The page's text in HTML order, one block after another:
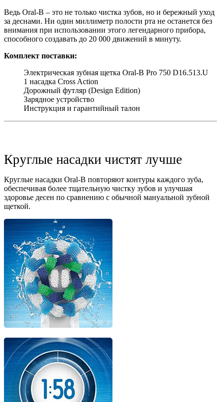
Ведь Oral-B – это не только чистка зубов, но и бережный уход
за деснами. Ни один миллиметр полости рта не останется без
внимания при использовании этого легендарного прибора,
способного создавать до 20 000 движений в минуту.
Комплект поставки:
Электрическая зубная щетка Oral-B Pro 750 D16.513.U
1 насадка Cross Action
Дорожный футляр (Design Edition)
Зарядное устройство
Инструкция и гарантийный талон
Круглые насадки чистят лучше
Круглые насадки Oral-B повторяют контуры каждого зуба,
обеспечивая более тщательную чистку зубов и улучшая
здоровье десен по сравнению с обычной мануальной зубной
щеткой.